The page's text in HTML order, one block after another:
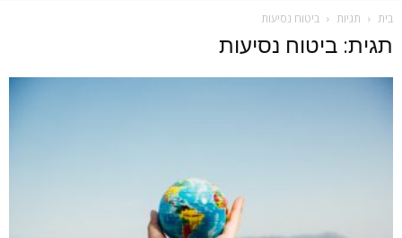
בית תגיות ביטוח נסיעות
תגית: ביטוח נסיעות